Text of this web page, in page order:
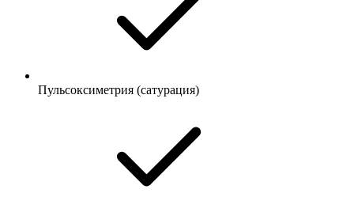
Пульсоксиметрия (сатурация)